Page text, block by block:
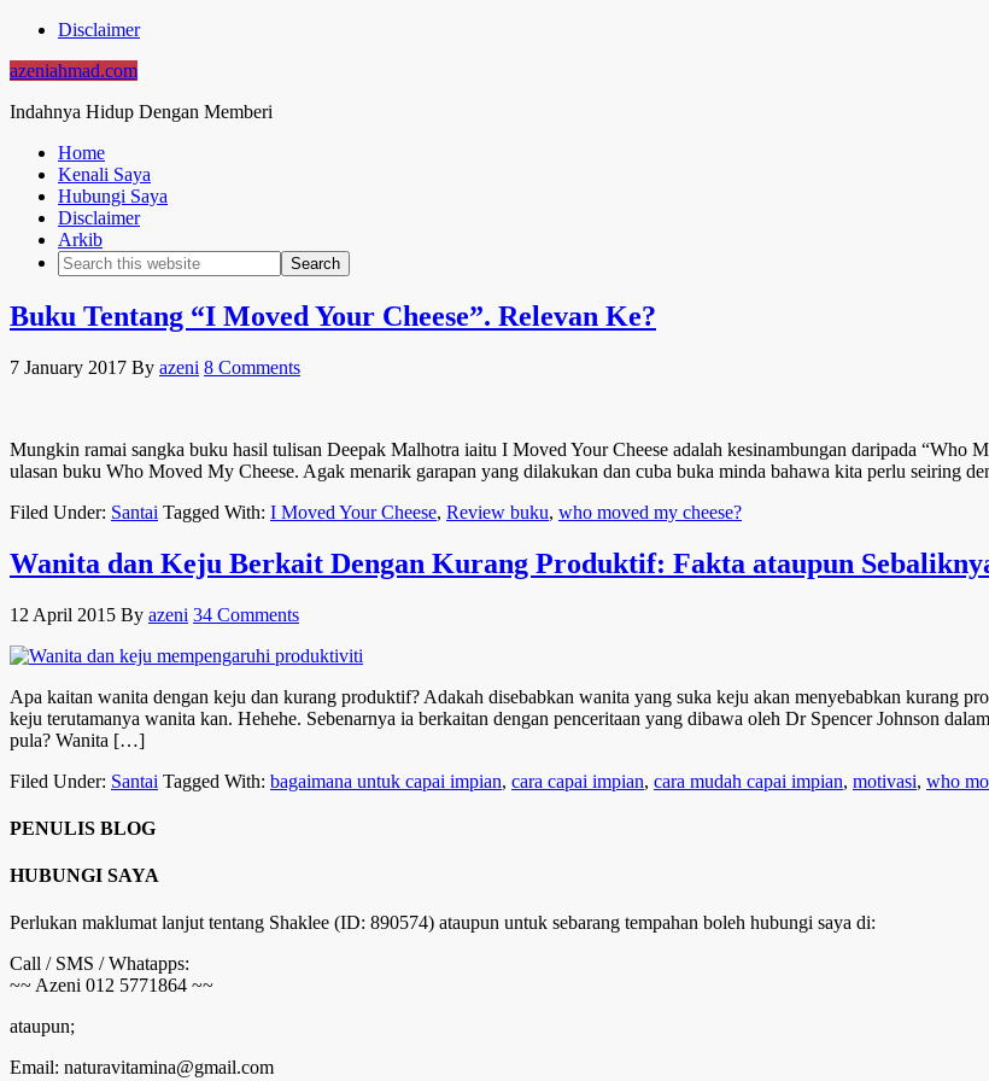
Disclaimer
azeniahmad.com
Indahnya Hidup Dengan Memberi
Home
Kenali Saya
Hubungi Saya
Disclaimer
Arkib
Buku Tentang “I Moved Your Cheese”. Relevan Ke?
7 January 2017 By azeni 8 Comments
Mungkin ramai sangka buku hasil tulisan Deepak Malhotra iaitu I Moved Your Cheese adalah kesinambungan daripada “Who
ulasan buku Who Moved My Cheese. Agak menarik garapan yang dilakukan dan cuba buka minda bahawa kita perlu seiring
Filed Under: Santai Tagged With: I Moved Your Cheese, Review buku, who moved my cheese?
Wanita dan Keju Berkait Dengan Kurang Produktif: Fakta ataupun
12 April 2015 By azeni 34 Comments
Apa kaitan wanita dengan keju dan kurang produktif? Adakah disebabkan wanita yang suka keju akan menyebabkan kurang
keju terutamanya wanita kan. Hehehe. Sebenarnya ia berkaitan dengan penceritaan yang dibawa oleh Dr Spencer Johnson
pula? Wanita […]
Filed Under: Santai Tagged With: bagaimana untuk capai impian, cara capai impian, cara mudah capai impian, motivasi, who
PENULIS BLOG
HUBUNGI SAYA
Perlukan maklumat lanjut tentang Shaklee (ID: 890574) ataupun untuk sebarang tempahan boleh hubungi saya di:
Call / SMS / Whatapps:
~~ Azeni 012 5771864 ~~
ataupun;
Email: naturavitamina@gmail.com